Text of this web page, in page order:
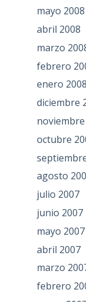
mayo 2008
abril 2008
marzo
febrero
enero 2008
diciembre
octubre
agosto
julio 2007
junio 2007
mayo 2007
abril 2007
marzo
febrero